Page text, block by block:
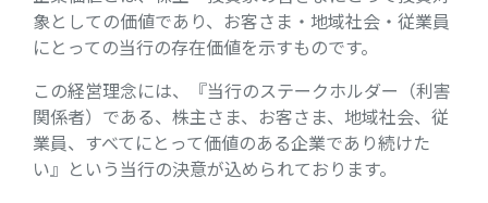
象としての価値であり、お客さま・地域社会・従業員
にとっての当行の存在価値を示すものです。
この経営理念には、『当行のステークホルダー（利害
関係者）である、株主さま、お客さま、地域社会、従
業員、すべてにとって価値のある企業であり続けた
い』という当行の決意が込められております。